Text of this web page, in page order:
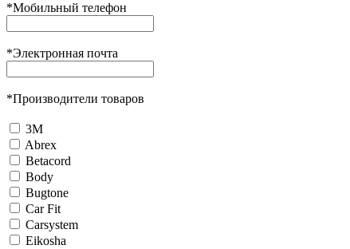
*Мобильный телефон
*Электронная почта
*Производители товаров
3М
Abrex
Betacord
Body
Bugtone
Car Fit
Carsystem
Eikosha